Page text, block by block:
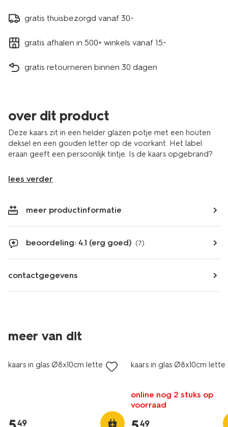
gratis thuisbezorgd vanaf 30.-
gratis afhalen in 500+ winkels vanaf 15.-
gratis retourneren binnen 30 dagen
over dit product
Deze kaars zit in een helder glazen potje met een houten
deksel en een gouden letter op de voorkant. Het label
eraan geeft een persoonlijk tintje. Is de kaars opgebrand?
lees verder
meer productinformatie
beoordeling: 4.1 (erg goed) (7)
contactgegevens
meer van dit
kaars in glas Ø8x10cm letter Y
49
kaars in glas Ø8x10cm
online nog 2 stuks op
voorraad
49